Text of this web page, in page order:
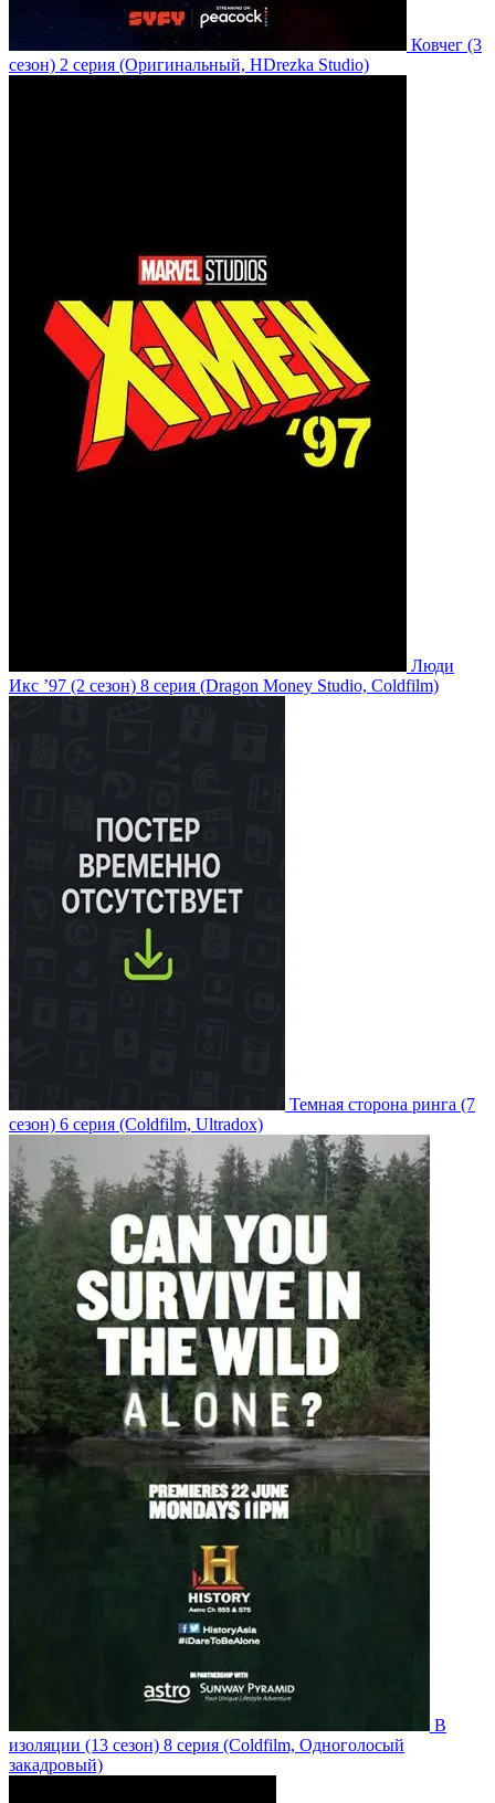
Ковчег (3
сезон) 2 серия (Оригинальный, HDrezka Studio)
Люди
Икс ’97 (2 сезон) 8 серия (Dragon Money Studio, Coldfilm)
Темная сторона ринга (7
сезон) 6 серия (Coldfilm, Ultradox)
В
изоляции (13 сезон) 8 серия (Coldfilm, Одноголосый
закадровый)